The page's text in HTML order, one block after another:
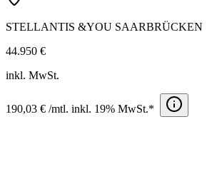
STELLANTIS &YOU SAARBRÜCKEN
44.950 €
inkl. MwSt.
190,03 € /mtl. inkl. 19% MwSt.*